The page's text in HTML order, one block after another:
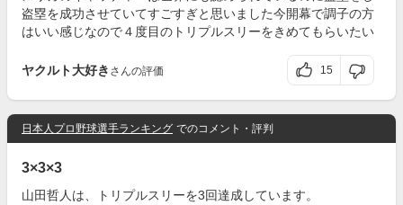
盗塁を成功させていてすごすぎと思いました今開幕で調子の方
はいい感じなので４度目のトリプルスリーをきめてもらいたい
ヤクルト大好き さんの評価 15
日本人プロ野球選手ランキング でのコメント・評判
3×3×3
山田哲人は、トリプルスリーを3回達成しています。